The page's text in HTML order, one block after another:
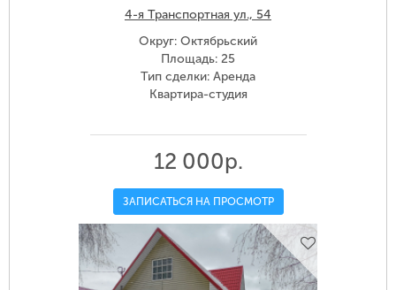
4-я Транспортная ул., 54
Округ: Октябрьский
Площадь: 25
Тип сделки: Аренда
Квартира-студия
12 000р.
ЗАПИСАТЬСЯ НА ПРОСМОТР